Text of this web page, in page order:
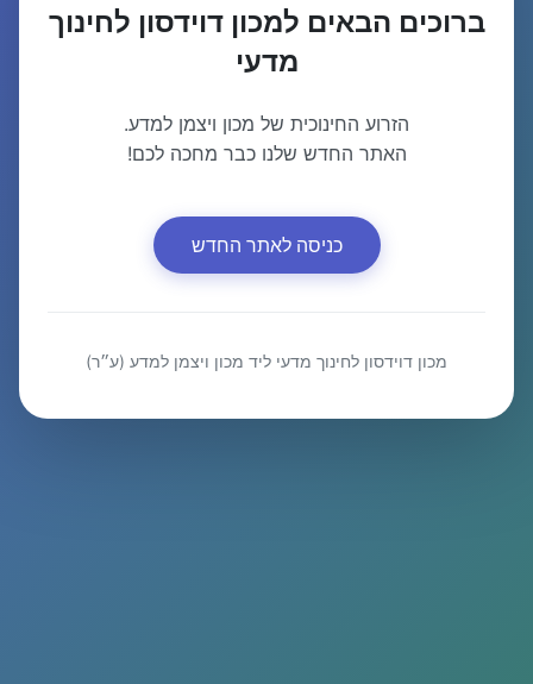
ברוכים הבאים למכון דוידסון לחינוך
מדעי
הזרוע החינוכית של מכון ויצמן למדע.
האתר החדש שלנו כבר מחכה לכם!
כניסה לאתר החדש
מכון דוידסון לחינוך מדעי ליד מכון ויצמן למדע (ע״ר)